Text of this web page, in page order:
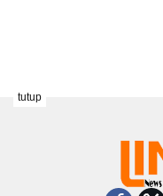
tutup